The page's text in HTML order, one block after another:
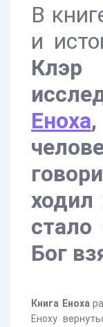
В
и
Еноха
стало
Бог
Книга Еноха
Еноху